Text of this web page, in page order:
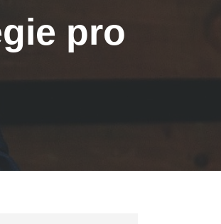
pro